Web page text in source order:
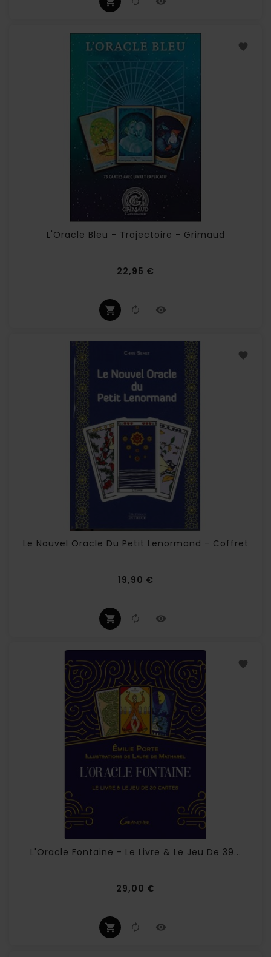
L'Oracle Bleu - Trajectoire - Grimaud
22,95 €
Le Nouvel Oracle Du Petit Lenormand - Coffret
19,90 €
L'Oracle Fontaine - Le Livre & Le Jeu De 39...
29,00 €